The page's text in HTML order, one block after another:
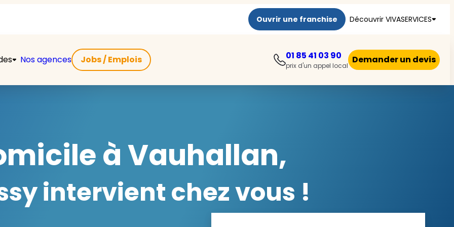
Ouvrir une franchise Découvrir VIVASERVICES
Nos agences Jobs / Emplois 01 85 41 03 90
prix d'un appel local
Demander un devis
à Vauhallan,
intervient chez vous !